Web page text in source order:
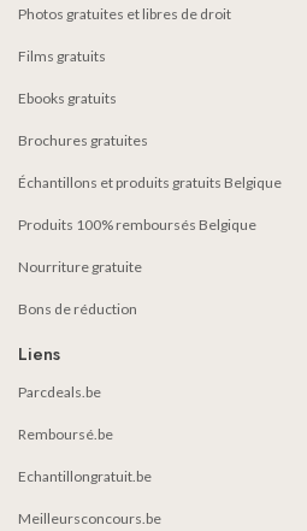
Photos gratuites et libres de droit
Films gratuits
Ebooks gratuits
Brochures gratuites
Échantillons et produits gratuits Belgique
Produits 100% remboursés Belgique
Nourriture gratuite
Bons de réduction
Liens
Parcdeals.be
Remboursé.be
Echantillongratuit.be
Meilleursconcours.be